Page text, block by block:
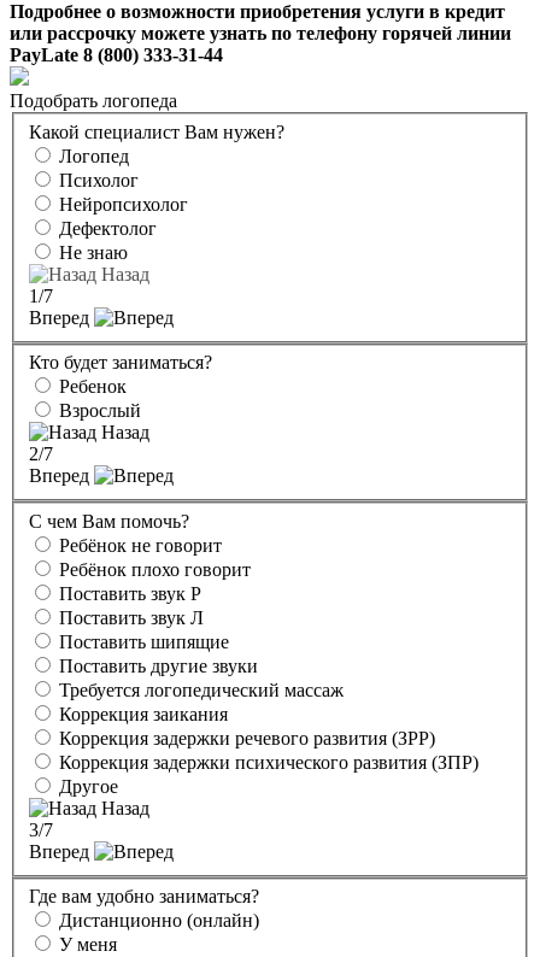
Подробнее о возможности приобретения услуги в кредит
или рассрочку можете узнать по телефону горячей линии
PayLate 8 (800) 333-31-44
Подобрать логопеда
Какой специалист Вам нужен?
Логопед
Психолог
Нейропсихолог
Дефектолог
Не знаю
Назад
1/7
Вперед
Кто будет заниматься?
Ребенок
Взрослый
Назад
2/7
Вперед
С чем Вам помочь?
Ребёнок не говорит
Ребёнок плохо говорит
Поставить звук Р
Поставить звук Л
Поставить шипящие
Поставить другие звуки
Требуется логопедический массаж
Коррекция заикания
Коррекция задержки речевого развития (ЗРР)
Коррекция задержки психического развития (ЗПР)
Другое
Назад
3/7
Вперед
Где вам удобно заниматься?
Дистанционно (онлайн)
У меня